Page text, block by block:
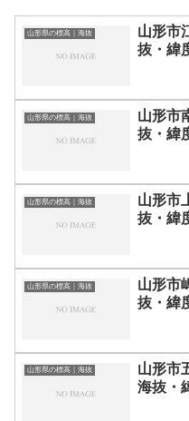
山形県の標高｜海抜
山形市
抜・緯
山形県の標高｜海抜
山形市
抜・緯
山形県の標高｜海抜
山形市
抜・緯
山形県の標高｜海抜
山形市
抜・緯
山形県の標高｜海抜
山形市
海抜・